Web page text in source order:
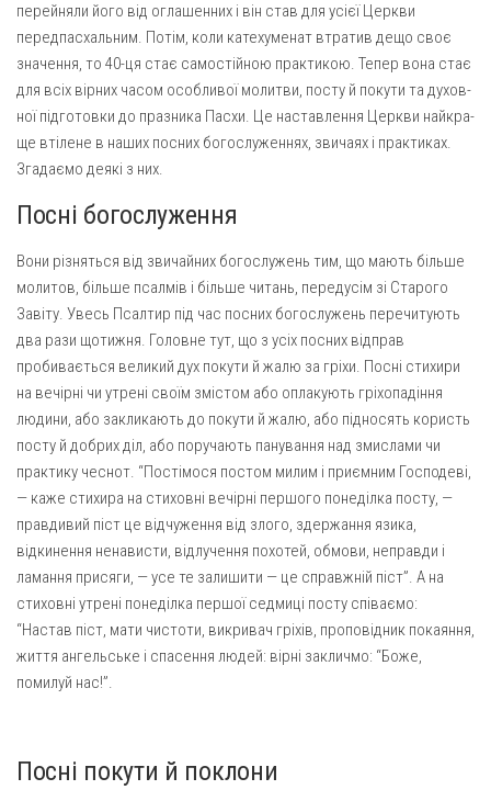
перейняли його від оглашенних і він став для усієї Церкви
передпасхальним. Потім, коли катехуменат втратив дещо своє
значення, то 40-ця стає самостійною практикою. Тепер вона стає
для всіх вірних часом особливої молитви, посту й покути та духов­
ної підготовки до празника Пасхи. Це наставлення Церкви найкра­
ще втілене в наших посних богослуженнях, звичаях і практиках.
Згадаємо деякі з них.
Посні богослуження
Вони різняться від зви­чайних богослужень тим, що мають більше
молитов, біль­ше псалмів і більше читань, передусім зі Старого
Завіту. Увесь Псалтир під час пос­них богослужень перечиту­ють
два рази щотижня. Головне тут, що з усіх пос­них відправ
пробивається ве­ликий дух покути й жалю за гріхи. Посні стихири
на ве­чірні чи утрені своїм змістом або оплакують гріхопадіння
людини, або закликають до покути й жалю, або підно­сять користь
посту й добрих діл, або поручають пануван­ня над змислами чи
практику чеснот. “Постімося постом милим і приємним Господеві,
— каже стихира на стиховні вечірні першого понеділка посту, —
правдивий піст це відчуження від злого, здержання язика,
відкинення ненавис­ти, відлучення похотей, обмови, неправди і
ламання присяги, — усе те залишити — це справжній піст”. А на
стиховні утрені понеділка першої седмиці посту співаємо:
“Настав піст, мати чис­тоти, викривач гріхів, проповідник покаяння,
життя ангельське і спасення людей: вірні закличмо: “Боже,
помилуй нас!”.
Посні покути й поклони